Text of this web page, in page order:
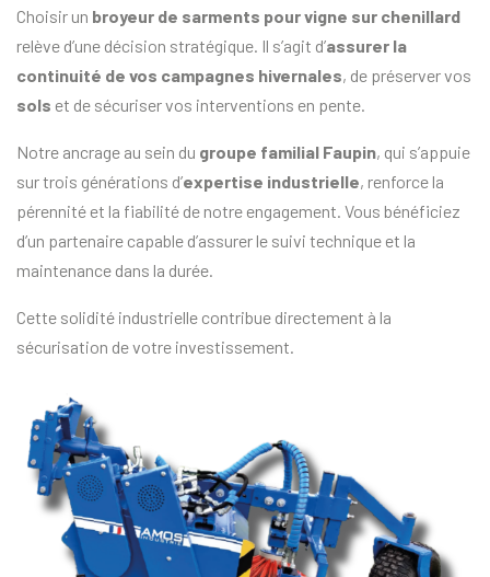
Choisir un broyeur de sarments pour vigne sur chenillard
relève d’une décision stratégique. Il s’agit d’assurer la
continuité de vos campagnes hivernales, de préserver vos
sols et de sécuriser vos interventions en pente.
Notre ancrage au sein du groupe familial Faupin, qui s’appuie
sur trois générations d’expertise industrielle, renforce la
pérennité et la fiabilité de notre engagement. Vous bénéficiez
d’un partenaire capable d’assurer le suivi technique et la
maintenance dans la durée.
Cette solidité industrielle contribue directement à la
sécurisation de votre investissement.